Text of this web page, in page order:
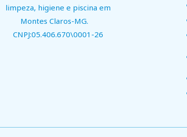
limpeza, higiene e piscina em
Montes Claros-MG.
CNPJ:05.406.670\0001-26